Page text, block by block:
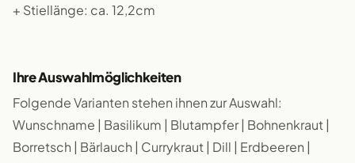
+ Stiellänge: ca. 12,2cm
Ihre Auswahlmöglichkeiten
Folgende Varianten stehen ihnen zur Auswahl:
Wunschname | Basilikum | Blutampfer | Bohnenkraut |
Borretsch | Bärlauch | Currykraut | Dill | Erdbeeren |